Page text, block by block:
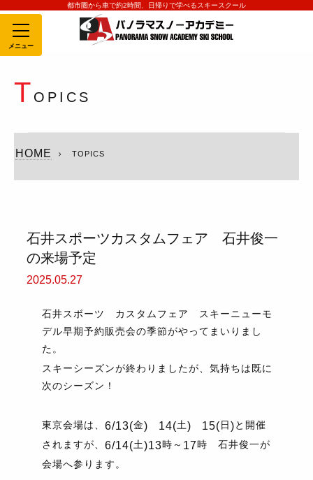
都市圏から車で約2時間、日帰りで学べるスキースクール
MENU
T OPICS
HOME TOPICS
石井スポーツカスタムフェア 石井俊一
の来場予定
2025.05.27
石井スボーツ カスタムフェア スキーニューモ
デル早期予約販売会の季節がやってまいりまし
た。
スキーシーズンが終わりましたが、気持ちは既に
次のシーズン！
東京会場は、6/13(金) 14(土) 15(日)と開催
されますが、6/14(土)13時～ 17時 石井俊一が
会場へ参ります。